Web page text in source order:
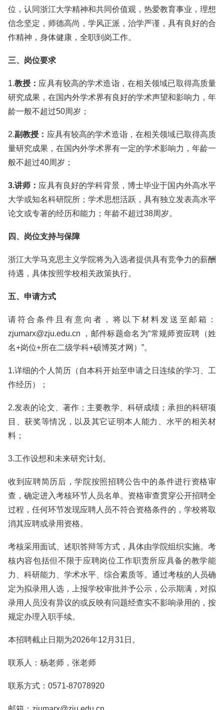
位，认同浙江大学精神和共同价值观，热爱教育事业，理想
信念坚定，师德高尚，学风正派，治学严谨，具有良好的合
作精神，身体健康，全职到岗工作。
三、岗位要求
1.教授： 应具有较高的学术造诣，在相关领域已取得高质量
研究成果，在国内外学术界有良好的学术声望和影响力，年
龄一般不超过50周岁；
2.副教授： 应具有较高的学术造诣，在相关领域已取得高质
量研究成果，在国内外学术界有一定的学术影响力，年龄一
般不超过40周岁；
3.讲师： 应具有良好的学科背景，博士毕业于国内外高水平
大学或知名科研院所；学术思想活跃，具有独立发表高水平
论文或专著的经历和能力；年龄不超过38周岁。
四、岗位支持与保障
浙江大学马克思主义学院将为入选者提供具有竞争力的薪酬
待遇，具体按照学校相关政策执行。
五、申请方式
请符合条件且有意向者，将以下材料发送至邮箱：
zjumarx@zju.edu.cn ，邮件标题命名为“常规师资应聘（姓
名+岗位+所在二级学科+硕博英才网）”。
1.详细的个人简历（自本科开始至申请之日连续的学习、工
作经历）；
2.发表的论文、著作；主要教学、科研成绩；承担的科研项
目、获奖等情况，以及其它证明本人能力、水平的相关材
料；
3.工作设想和未来研究计划。
收到应聘简历后，学院按照招聘公告中的条件进行资格审
查，确定进入考核环节人员名单。资格审查贯穿公开招聘全
过程，任何环节发现应聘人员不符合资格条件的，学校将取
消其应聘或录用资格。
考核采用面试、述职答辩等方式，具体由学院组织实施。考
核内容包括但不限于应聘岗位工作职责所应具备的教学能
力、科研能力、学术水平、综合素质等。通过考核的人员确
定为拟录用人选，上报学校审批并予公示，公示期满，对拟
录用人员没有异议的或反映有问题经查实不影响录用的，按
规定办理入职手续。
本招聘截止日期为2026年12月31日。
联系人：杨老师，张老师
联系方式：0571-87078920